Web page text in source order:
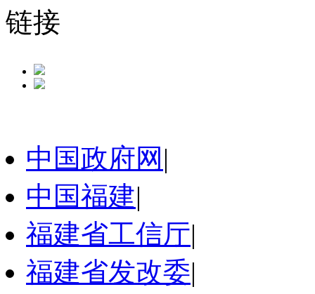
链接
中国政府网 |
中国福建|
福建省工信厅|
福建省发改委|